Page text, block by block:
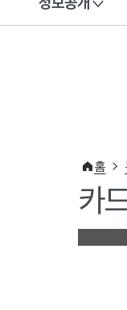
이 누리집은 대한
홈
카